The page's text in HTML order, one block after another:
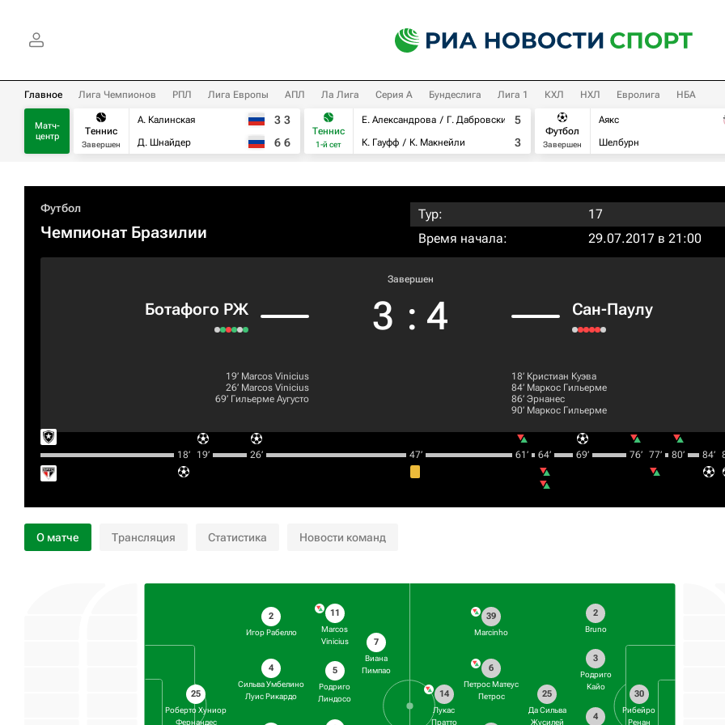
Главное Лига Чемпионов РПЛ Лига Европы АПЛ Ла Лига Серия А Бундеслига Лига 1 КХЛ НХЛ Евролига НБА
Матч-
центр
Теннис
Завершен
А. Калинская
Д. Шнайдер
3 3
6 6
Теннис
1-й сет
Е. Александрова
Г. Дабровски
К. Гауфф
К. Макнейли
5
3
Футбол
Завершен
Аякс
Шелбурн
Футбол
Чемпионат Бразилии
Тур:
17
Время начала:
29.07.2017 в 21:00
Ботафого РЖ
Завершен
3 : 4 Сан-Паулу
19‎’‎ Marcos Vinicius
26‎’‎ Marcos Vinicius
69‎’‎ Гильерме Аугусто
18‎’‎ Кристиан Куэва
84‎’‎ Маркос Гильерме
86‎’‎ Эрнанес
90‎’‎ Маркос Гильерме
18‎’‎ 19‎’‎ 26‎’‎ 47‎’‎ 61‎’‎ 64‎’‎ 69‎’‎ 76‎’‎ 77‎’‎ 80‎’‎ 84‎’‎
О матче Трансляция Статистика Новости команд
25
Роберто Хуниор
Фернандес
2
Игор Рабелло
4
Сильва Умбелино
Луис Рикардо
11
Marcos
Vinicius
5
Родриго
Линдосо
7
Виана
Пимпао
30
Рибейро
Ренан
2
Bruno
3
Родриго
Кайо
4
25
Да Сильва
Жусилей
39
Marcinho
6
Петрос Матеус
Петрос
14
Лукас
Пратто